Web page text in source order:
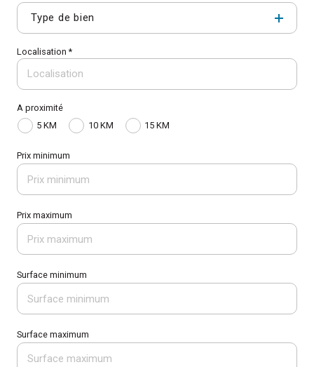
Type de bien
Localisation *
A proximité
5 KM
10 KM 15 KM
Prix minimum
Prix maximum
Surface minimum
Surface maximum